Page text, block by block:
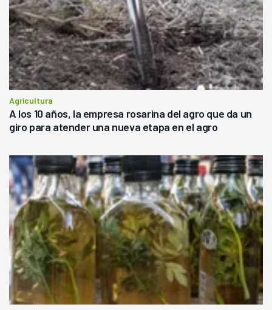
Agricultura
A los 10 años, la empresa rosarina del agro que da un
giro para atender una nueva etapa en el agro